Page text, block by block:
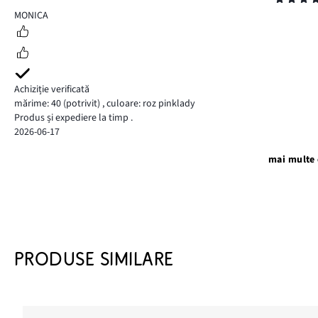
5
MONICA
Achiziție verificată
mărime: 40 (potrivit) ,culoare: roz pinklady
Produs și expediere la timp .
2026-06-17
mai
PRODUSE SIMILARE